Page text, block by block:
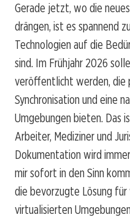
Gerade jetzt, wo die
drängen, ist es spannend
Technologien auf die
sind. Im Frühjahr 2026
veröffentlicht werden,
Synchronisation und eine
Umgebungen bieten. Das
Arbeiter, Mediziner und
Dokumentation wird
mir sofort in den Sinn
die bevorzugte Lösung
virtualisierten